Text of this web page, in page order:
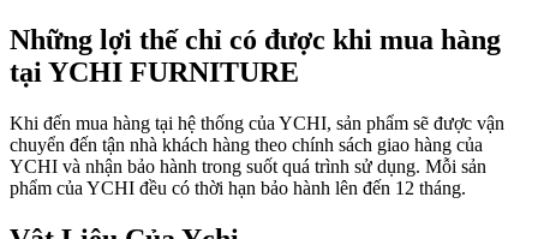
Những lợi thế chỉ có được khi mua hàng
tại YCHI FURNITURE
Khi đến mua hàng tại hệ thống của YCHI, sản phẩm sẽ được vận
chuyển đến tận nhà khách hàng theo chính sách giao hàng của
YCHI và nhận bảo hành trong suốt quá trình sử dụng. Mỗi sản
phẩm của YCHI đều có thời hạn bảo hành lên đến 12 tháng.